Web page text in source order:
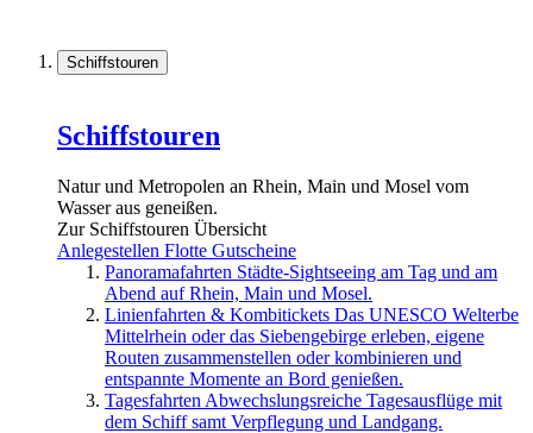
Schiffstouren
Schiffstouren
Natur und Metropolen an Rhein, Main und Mosel vom
Wasser aus geneißen.
Zur Schiffstouren Übersicht
Anlegestellen Flotte Gutscheine
Panoramafahrten Städte-Sightseeing am Tag und am
Abend auf Rhein, Main und Mosel.
Linienfahrten & Kombitickets Das UNESCO Welterbe
Mittelrhein oder das Siebengebirge erleben, eigene
Routen zusammenstellen oder kombinieren und
entspannte Momente an Bord genießen.
Tagesfahrten Abwechslungsreiche Tagesausflüge mit
dem Schiff samt Verpflegung und Landgang.